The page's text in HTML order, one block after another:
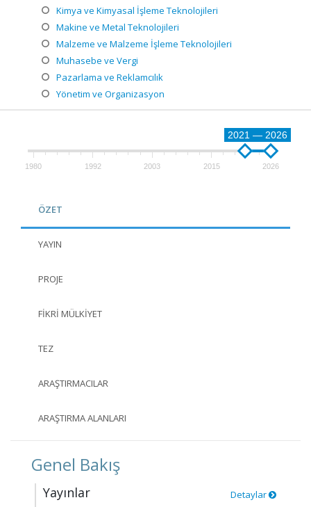
Kimya ve Kimyasal İşleme Teknolojileri
Makine ve Metal Teknolojileri
Malzeme ve Malzeme İşleme Teknolojileri
Muhasebe ve Vergi
Pazarlama ve Reklamcılık
Yönetim ve Organizasyon
2021 — 2026
1980 1992 2003 2015 2026
ÖZET
YAYIN
PROJE
FIKRI MÜLKIYET
TEZ
ARAŞTIRMACILAR
ARAŞTIRMA ALANLARI
Genel Bakış
Yayınlar Detaylar